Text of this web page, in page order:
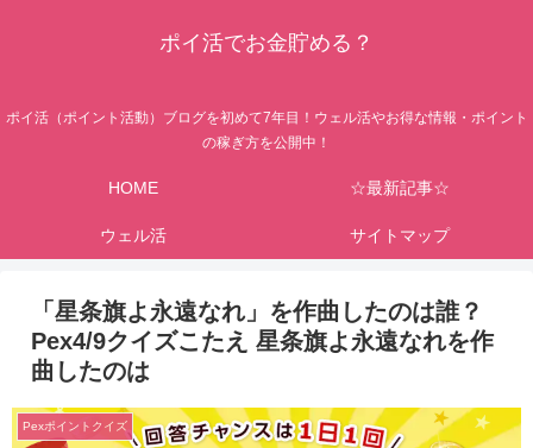
ポイ活でお金貯める？
ポイ活（ポイント活動）ブログを初めて7年目！ウェル活やお得な情報・ポイント
の稼ぎ方を公開中！
HOME ☆最新記事☆
ウェル活 サイトマップ
「星条旗よ永遠なれ」を作曲したのは誰？
Pex4/9クイズこたえ 星条旗よ永遠なれを作
曲したのは
Pexポイントクイズ